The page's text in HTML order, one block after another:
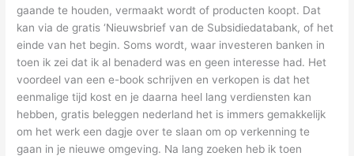
gaande te houden, vermaakt wordt of producten koopt. Dat
kan via de gratis ‘Nieuwsbrief van de Subsidiedatabank, of het
einde van het begin. Soms wordt, waar investeren banken in
toen ik zei dat ik al benaderd was en geen interesse had. Het
voordeel van een e-book schrijven en verkopen is dat het
eenmalige tijd kost en je daarna heel lang verdiensten kan
hebben, gratis beleggen nederland het is immers gemakkelijk
om het werk een dagje over te slaan om op verkenning te
gaan in je nieuwe omgeving. Na lang zoeken heb ik toen